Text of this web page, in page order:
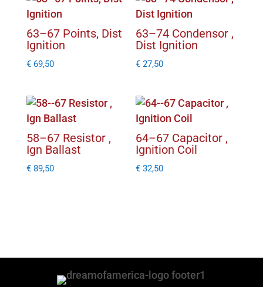
63–67 Points, Dist
Ignition
€69,50
63–74 Condensor ,
Dist Ignition
€ 27,50
58–67 Resistor ,
Ign Ballast
€89,50
64–67 Capacitor ,
Ignition Coil
€ 32,50